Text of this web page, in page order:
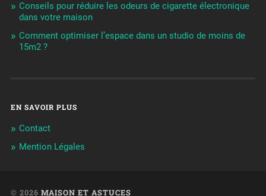
Conseils pour réduire les odeurs de cigarette électronique
dans votre maison
Comment optimiser l’espace dans un studio de moins de
15m2 ?
EN SAVOIR PLUS
Contact
Mention Légales
© 2026 MAISON ET ASTUCES